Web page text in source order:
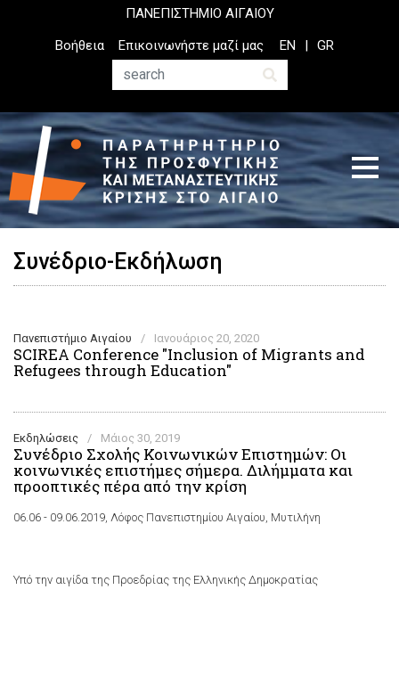
ΠΑΝΕΠΙΣΤΗΜΙΟ ΑΙΓΑΙΟΥ
Top
Header
Βοήθεια
Επικοινωνήστε μαζί μας
Αναζήτηση
EN GR
Συνέδριο-Εκδήλωση
Πανεπιστήμιο Αιγαίου / Ιανουάριος 20, 2020
SCIREA Conference "Inclusion of Migrants and
Refugees through Education"
Εκδηλώσεις / Μάιος 30, 2019
Συνέδριο Σχολής Κοινωνικών Επιστημών: Οι
κοινωνικές επιστήμες σήμερα. Διλήμματα και
προοπτικές πέρα από την κρίση
06.06 - 09.06.2019, Λόφος Πανεπιστημίου Αιγαίου, Μυτιλήνη
Υπό την αιγίδα της Προεδρίας της Ελληνικής Δημοκρατίας